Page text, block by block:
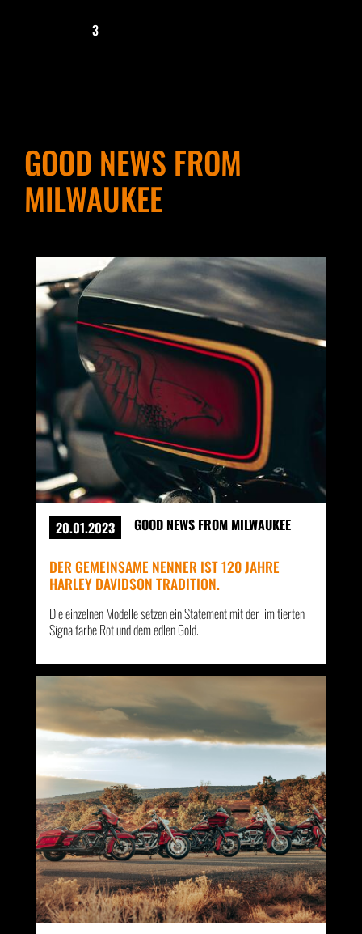
3
GOOD NEWS FROM
MILWAUKEE
20.01.2023 GOOD NEWS FROM MILWAUKEE
DER GEMEINSAME NENNER IST 120 JAHRE
HARLEY DAVIDSON TRADITION.
Die einzelnen Modelle setzen ein Statement mit der limitierten
Signalfarbe Rot und dem edlen Gold.